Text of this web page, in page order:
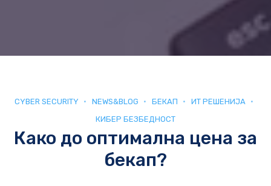
CYBER SECURITY NEWS&BLOG БЕКАП
ИТ РЕШЕНИЈА
КИБЕР БЕЗБЕДНОСТ
Како до оптимална цена за
бекап?